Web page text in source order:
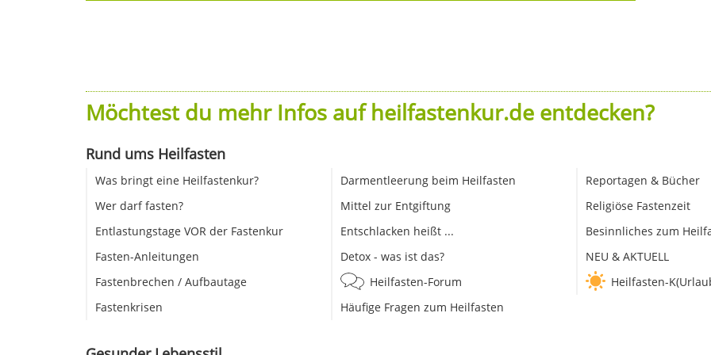
Möchtest du mehr Infos auf heilfastenkur.de entdecken?
Rund ums Heilfasten
Was bringt eine Heilfastenkur?
Wer darf fasten?
Entlastungstage VOR der Fastenkur
Fasten-Anleitungen
Fastenbrechen / Aufbautage
Fastenkrisen
Darmentleerung beim Heilfasten
Mittel zur Entgiftung
Entschlacken heißt ...
Detox - was ist das?
Heilfasten-Forum
Häufige Fragen zum Heilfasten
Reportagen & Bücher
Religiöse Fastenzeit
Besinnliches zum
NEU & AKTUELL
Heilfasten-